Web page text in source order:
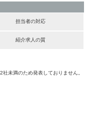
担当者の対応
紹介求人の質
未満のため発表しておりません。